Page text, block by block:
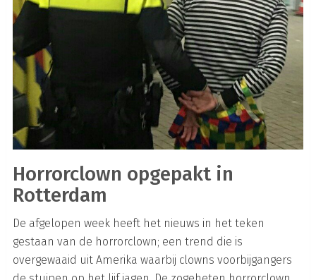
Horrorclown opgepakt in
Rotterdam
De afgelopen week heeft het nieuws in het teken
gestaan van de horrorclown; een trend die is
overgewaaid uit Amerika waarbij clowns voorbijgangers